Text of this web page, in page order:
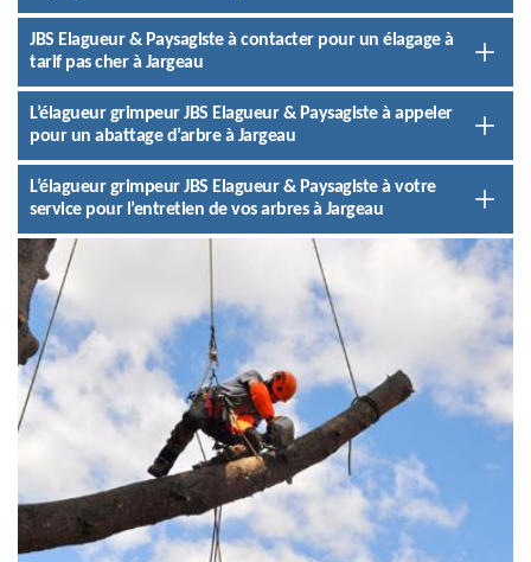
JBS Elagueur & Paysagiste à contacter pour un élagage à
tarif pas cher à Jargeau
L’élagueur grimpeur JBS Elagueur & Paysagiste à appeler
pour un abattage d’arbre à Jargeau
L’élagueur grimpeur JBS Elagueur & Paysagiste à votre
service pour l’entretien de vos arbres à Jargeau